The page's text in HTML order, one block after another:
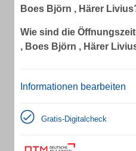
Boes Björn , Härer
Wie sind die
, Boes Björn , Härer
Informationen bearbeiten
Gratis-Digitalcheck